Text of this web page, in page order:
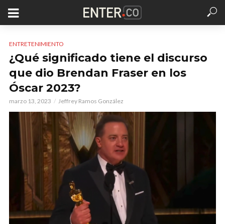
ENTRETENIMIENTO
¿Qué significado tiene el discurso
que dio Brendan Fraser en los
Óscar 2023?
marzo 13, 2023 Jeffrey Ramos González